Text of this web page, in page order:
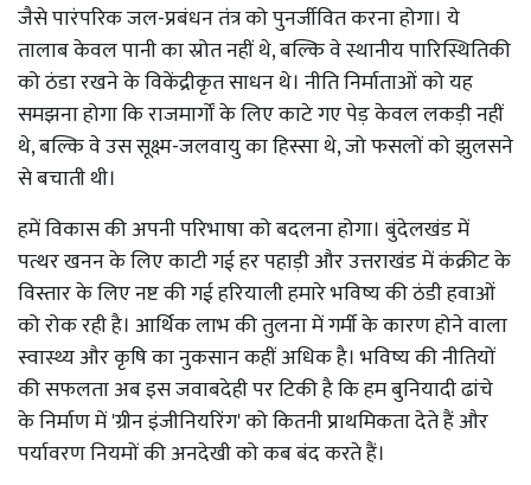
जैसे पारंपरिक जल-प्रबंधन तंत्र को पुनर्जीवित करना होगा। ये
तालाब केवल पानी का स्रोत नहीं थे, बल्कि वे स्थानीय पारिस्थितिकी
को ठंडा रखने के विकेंद्रीकृत साधन थे। नीति निर्माताओं को यह
समझना होगा कि राजमार्गों के लिए काटे गए पेड़ केवल लकड़ी नहीं
थे, बल्कि वे उस सूक्ष्म-जलवायु का हिस्सा थे, जो फसलों को झुलसने
से बचाती थी।
हमें विकास की अपनी परिभाषा को बदलना होगा। बुंदेलखंड में
पत्थर खनन के लिए काटी गई हर पहाड़ी और उत्तराखंड में कंक्रीट के
विस्तार के लिए नष्ट की गई हरियाली हमारे भविष्य की ठंडी हवाओं
को रोक रही है। आर्थिक लाभ की तुलना में गर्मी के कारण होने वाला
स्वास्थ्य और कृषि का नुकसान कहीं अधिक है। भविष्य की नीतियों
की सफलता अब इस जवाबदेही पर टिकी है कि हम बुनियादी ढांचे
के निर्माण में 'ग्रीन इंजीनियरिंग' को कितनी प्राथमिकता देते हैं और
पर्यावरण नियमों की अनदेखी को कब बंद करते हैं।